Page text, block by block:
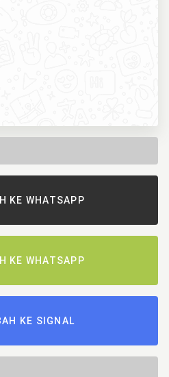
KE WHATSAPP
KE WHATSAPP
KE SIGNAL